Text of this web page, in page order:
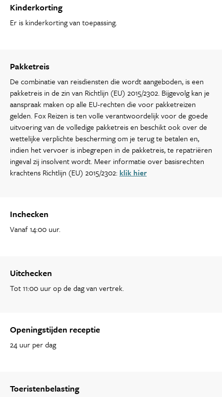
Kinderkorting
Er is kinderkorting van toepassing.
Pakketreis
De combinatie van reisdiensten die wordt aangeboden, is een
pakketreis in de zin van Richtlijn (EU) 2015/2302. Bijgevolg kan je
aanspraak maken op alle EU-rechten die voor pakketreizen
gelden. Fox Reizen is ten volle verantwoordelijk voor de goede
uitvoering van de volledige pakketreis en beschikt ook over de
wettelijke verplichte bescherming om je terug te betalen en,
indien het vervoer is inbegrepen in de pakketreis, te repatriëren
ingeval zij insolvent wordt. Meer informatie over basisrechten
krachtens Richtlijn (EU) 2015/2302: klik hier
Inchecken
Vanaf 14:00 uur.
Uitchecken
Tot 11:00 uur op de dag van vertrek.
Openingstijden receptie
24 uur per dag
Toeristenbelasting